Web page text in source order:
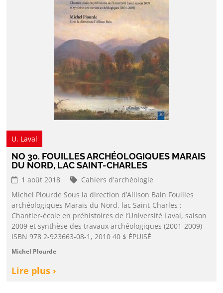
U. Laval
NO 30. FOUILLES ARCHÉOLOGIQUES MARAIS
DU NORD, LAC SAINT-CHARLES
1 août 2018
Cahiers d'archéologie
Michel Plourde Sous la direction d’Allison Bain Fouilles
archéologiques Marais du Nord, lac Saint-Charles :
Chantier-école en préhistoires de l’Université Laval, saison
2009 et synthèse des travaux archéologiques (2001-2009)
ISBN 978 2-923663-08-1, 2010 40 $ ÉPUISÉ
Michel Plourde
Lire plus ›